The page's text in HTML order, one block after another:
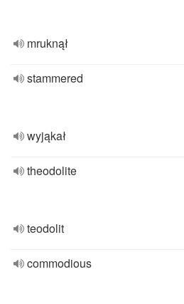
mruknął
stammered
wyjąkał
theodolite
teodolit
commodious